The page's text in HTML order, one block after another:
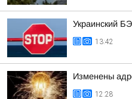
Украинский
13:42
Изменены
12:28